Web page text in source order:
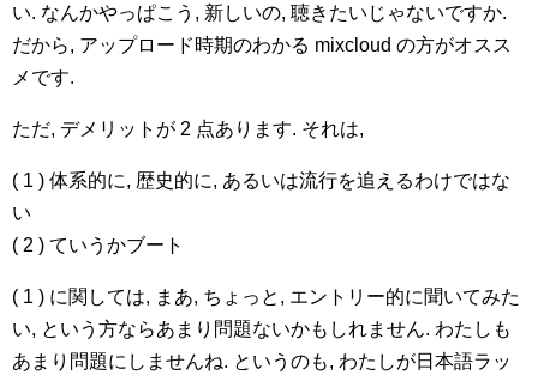
い. なんかやっぱこう, 新しいの, 聴きたいじゃないですか.
だから, アップロード時期のわかる mixcloud の方がオスス
メです.
ただ, デメリットが 2 点あります. それは,
( 1 ) 体系的に, 歴史的に, あるいは流行を追えるわけではな
い
( 2 ) ていうかブート
( 1 ) に関しては, まあ, ちょっと, エントリー的に聞いてみた
い, という方ならあまり問題ないかもしれません. わたしも
あまり問題にしませんね. というのも, わたしが日本語ラッ